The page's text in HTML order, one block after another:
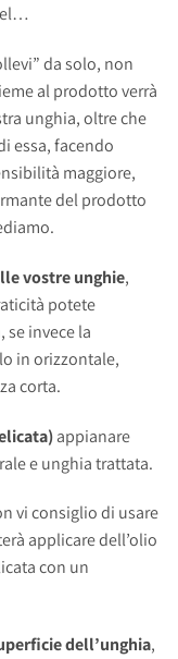
da solo, non
al prodotto verrà
unghia, oltre che
essa, facendo
maggiore,
del prodotto
vostre unghie,
potete
invece la
in orizzontale,
corta.
appianare
e unghia trattata.
vi consiglio di usare
applicare dell’olio
con un
dell’unghia,